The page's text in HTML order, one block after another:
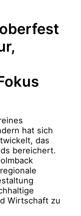
hat sich
das
bereichert.
Wirtschaft zu